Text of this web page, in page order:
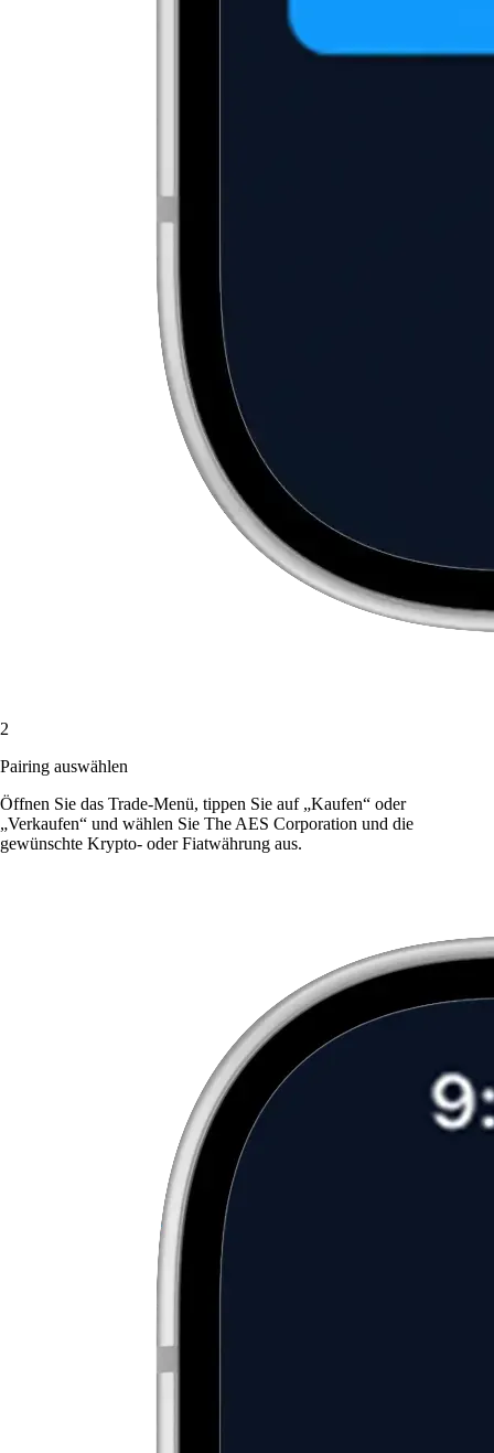
2
Pairing auswählen
Öffnen Sie das Trade-Menü, tippen Sie auf „Kaufen“ oder
„Verkaufen“ und wählen Sie The AES Corporation und die
gewünschte Krypto- oder Fiatwährung aus.